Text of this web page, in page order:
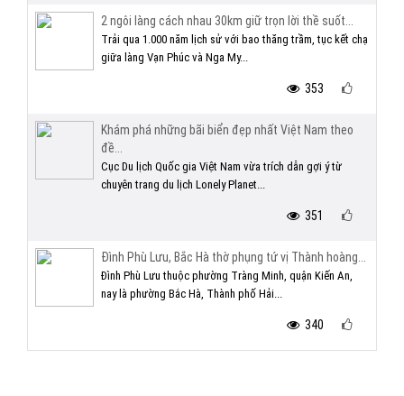
2 ngôi làng cách nhau 30km giữ trọn lời thề suốt...
Trải qua 1.000 năm lịch sử với bao thăng trầm, tục kết chạ
giữa làng Vạn Phúc và Nga My...
353
Khám phá những bãi biển đẹp nhất Việt Nam theo
đề...
Cục Du lịch Quốc gia Việt Nam vừa trích dẫn gợi ý từ
chuyên trang du lịch Lonely Planet...
351
Đình Phù Lưu, Bắc Hà thờ phụng tứ vị Thành hoàng...
Đình Phù Lưu thuộc phường Tràng Minh, quận Kiến An,
nay là phường Bắc Hà, Thành phố Hải...
340